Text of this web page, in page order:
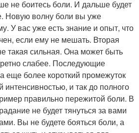
не боитесь боли. И дальше будет
Новую волну боли вы уже
У вас уже есть знание и опыт, что
если ему не мешать. Вторая
такая сильная. Она может быть
слабее. Последующие
еще более короткий промежуток
и так до полного
правильно пережитой боли. В
не будет тянуться за вами
Вы не будете бояться боли, а